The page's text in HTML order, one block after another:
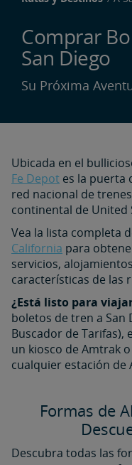
Comprar
San Diego
Su Próxima
Ubicada en el
Fe Depot es la puerta
red nacional de
continental de United
Vea la lista completa
California para
servicios,
características de las
¿Está listo para
boletos de tren a San
Buscador de Tarifas),
un kiosco de Amtrak
cualquier estación de
Formas de
Descubra todas las